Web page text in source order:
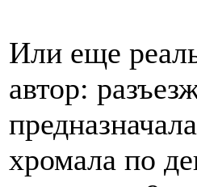
Или еще
автор:
хромала по